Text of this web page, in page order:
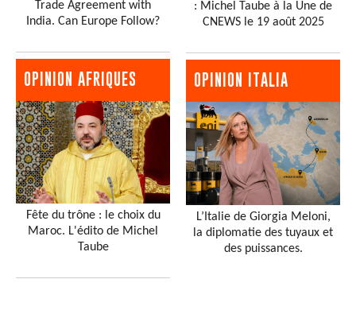
Trade Agreement with
India. Can Europe Follow?
OPINION AFRIQUES
Fête du trône : le choix du
Maroc. L'édito de Michel
Taube
: Michel Taube à la Une de
CNEWS le 19 août 2025
OPINION ITALIA
L’Italie de Giorgia Meloni,
la diplomatie des tuyaux et
des puissances.